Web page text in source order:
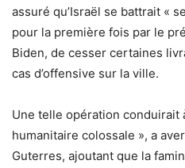
assuré qu’Israël se battrait «
pour la première fois par le
Biden, de cesser certaines
cas d’offensive sur la ville.
Une telle opération conduirait
humanitaire colossale », a
Guterres, ajoutant que la